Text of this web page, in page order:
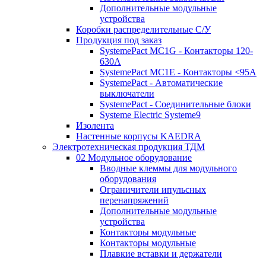
Дополнительные модульные
устройства
Коробки распределительные C/У
Продукция под заказ
SystemePact MC1G - Контакторы 120-
630A
SystemePact MC1E - Контакторы <95A
SystemePact - Автоматические
выключатели
SystemePact - Соединительные блоки
Systeme Electric Systeme9
Изолента
Настенные корпусы KAEDRA
Электротехническая продукция ТДМ
02 Модульное оборудование
Вводные клеммы для модульного
оборудования
Ограничители ипульсных
перенапряжений
Дополнительные модульные
устройства
Контакторы модульные
Контакторы модульные
Плавкие вставки и держатели